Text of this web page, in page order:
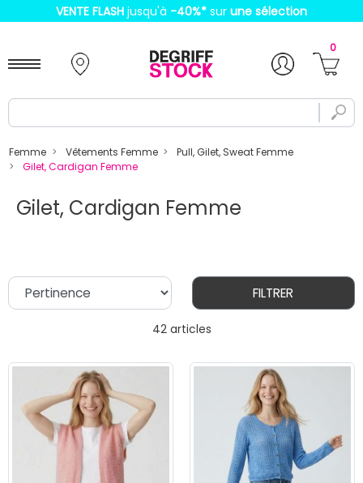
VENTE FLASH jusqu'à -40%* sur une sélection
0
Femme Vêtements Femme
Pull, Gilet, Sweat Femme
Gilet, Cardigan Femme
Gilet, Cardigan Femme
42 articles
FILTRER